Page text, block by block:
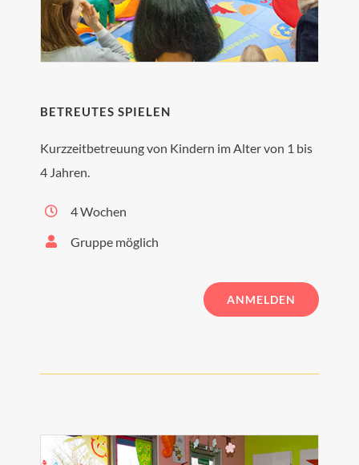
BETREUTES SPIELEN
Kurzzeitbetreuung von Kindern im Alter von 1 bis
4 Jahren.
4 Wochen
Gruppe möglich
ANMELDEN